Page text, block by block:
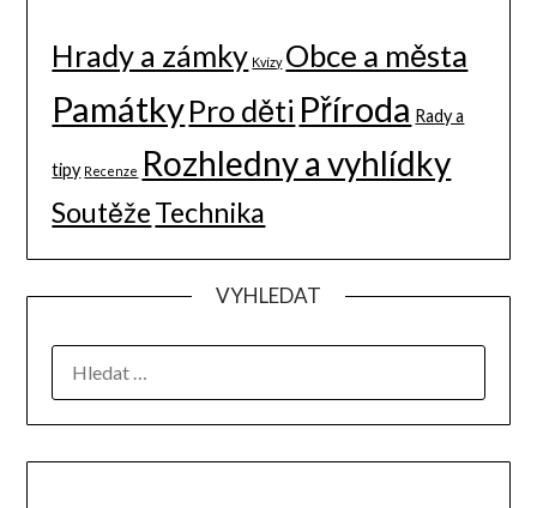
Hrady a zámky Kvízy Obce a města
PamátkyPro děti Příroda Rady a
tipy Recenze Rozhledny a vyhlídky
SoutěžeTechnika
VYHLEDAT